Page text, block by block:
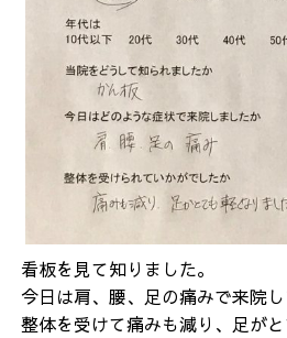
看板を見て知りました。
今日は肩、腰、足の痛みで来院し
整体を受けて痛みも減り、足がと